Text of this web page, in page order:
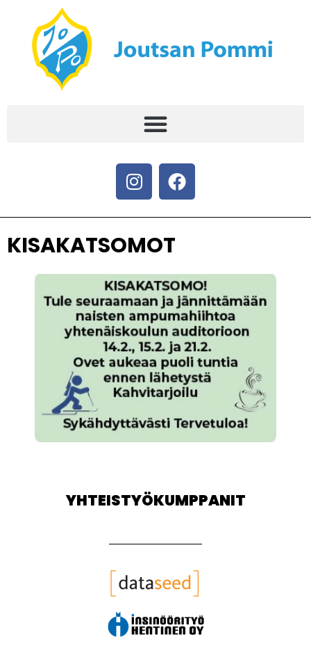
KISAKATSOMOT
YHTEISTYÖKUMPPANIT